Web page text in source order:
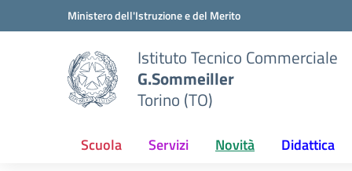
Vai ai contenuti
Vai al menu di navigazioneMinistero dell'Istruzione e del Merito
Istituto Tecnico Commerciale
G.Sommeiller
Torino (TO)
Scuola Servizi Novità Didattica